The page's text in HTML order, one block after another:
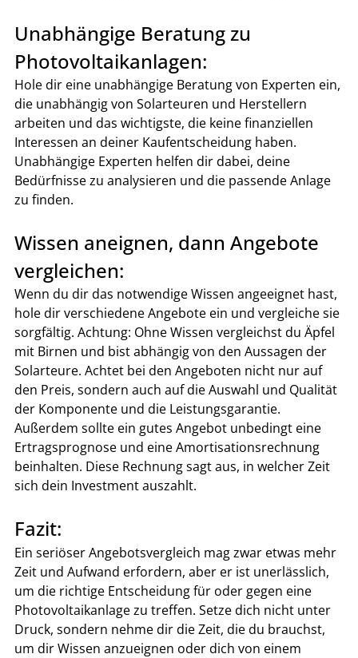
Unabhängige Beratung zu
Photovoltaikanlagen:
Hole dir eine unabhängige Beratung von Experten ein,
die unabhängig von Solarteuren und Herstellern
arbeiten und das wichtigste, die keine finanziellen
Interessen an deiner Kaufentscheidung haben.
Unabhängige Experten helfen dir dabei, deine
Bedürfnisse zu analysieren und die passende Anlage
zu finden.
Wissen aneignen, dann Angebote
vergleichen:
Wenn du dir das notwendige Wissen angeeignet hast,
hole dir verschiedene Angebote ein und vergleiche sie
sorgfältig. Achtung: Ohne Wissen vergleichst du Äpfel
mit Birnen und bist abhängig von den Aussagen der
Solarteure. Achtet bei den Angeboten nicht nur auf
den Preis, sondern auch auf die Auswahl und Qualität
der Komponente und die Leistungsgarantie.
Außerdem sollte ein gutes Angebot unbedingt eine
Ertragsprognose und eine Amortisationsrechnung
beinhalten. Diese Rechnung sagt aus, in welcher Zeit
sich dein Investment auszahlt.
Fazit:
Ein seriöser Angebotsvergleich mag zwar etwas mehr
Zeit und Aufwand erfordern, aber er ist unerlässlich,
um die richtige Entscheidung für oder gegen eine
Photovoltaikanlage zu treffen. Setze dich nicht unter
Druck, sondern nehme dir die Zeit, die du brauchst,
um dir Wissen anzueignen oder dich von einem